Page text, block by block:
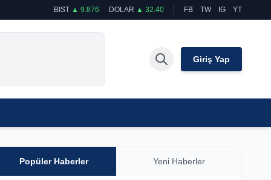
BIST ▲ 9.876 DOLAR ▲ 32.40 FB TW IG YT
Giriş Yap
Popüler Haberler Yeni Haberler